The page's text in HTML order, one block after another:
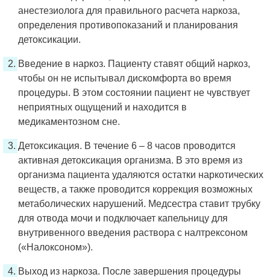
анестезиолога для правильного расчета наркоза,
определения противопоказаний и планирования
детоксикации.
Введение в наркоз. Пациенту ставят общий наркоз,
чтобы он не испытывал дискомфорта во время
процедуры. В этом состоянии пациент не чувствует
неприятных ощущений и находится в
медикаментозном сне.
Детоксикация. В течение 6 – 8 часов проводится
активная детоксикация организма. В это время из
организма пациента удаляются остатки наркотических
веществ, а также проводится коррекция возможных
метаболических нарушений. Медсестра ставит трубку
для отвода мочи и подключает капельницу для
внутривенного введения раствора с налтрексоном
(«Налоксоном»).
Выход из наркоза. После завершения процедуры